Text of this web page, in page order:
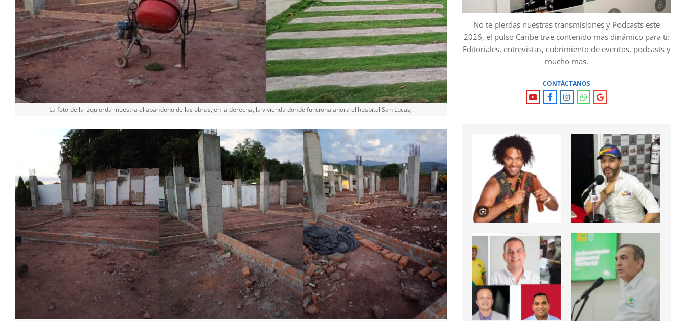
La foto de la izquierda muestra el abandono de las obras, en la derecha, la vivienda donde funciona ahora el hospital San Lucas,.
No te pierdas nuestras transmisiones y Podcasts este
2026, el pulso Caribe trae contenido mas dinámico para ti:
Editoriales, entrevistas, cubrimiento de eventos, podcasts y
mucho mas.
CONTÁCTANOS